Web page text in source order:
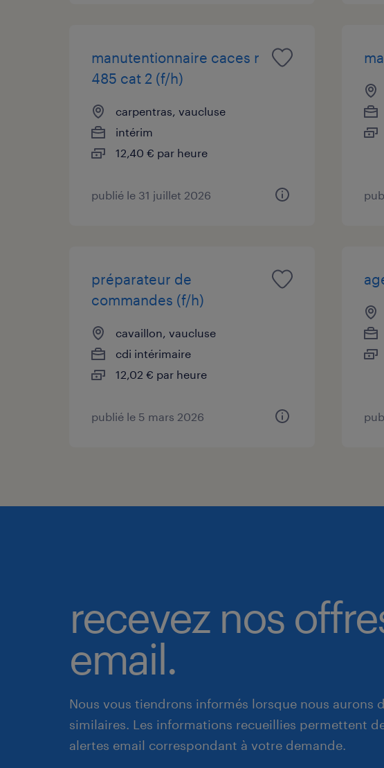
manutentionnaire caces r
485 cat 2 (f/h)
carpentras, vaucluse
intérim
12,40 € par heure
publié le 31 juillet 2026
préparateur de
commandes (f/h)
cavaillon, vaucluse
cdi intérimaire
12,02 € par heure
publié le 5 mars 2026
recevez nos
email.
Nous vous tiendrons informés lorsque nous aurons
similaires. Les informations recueillies permettent
alertes email correspondant à votre demande.